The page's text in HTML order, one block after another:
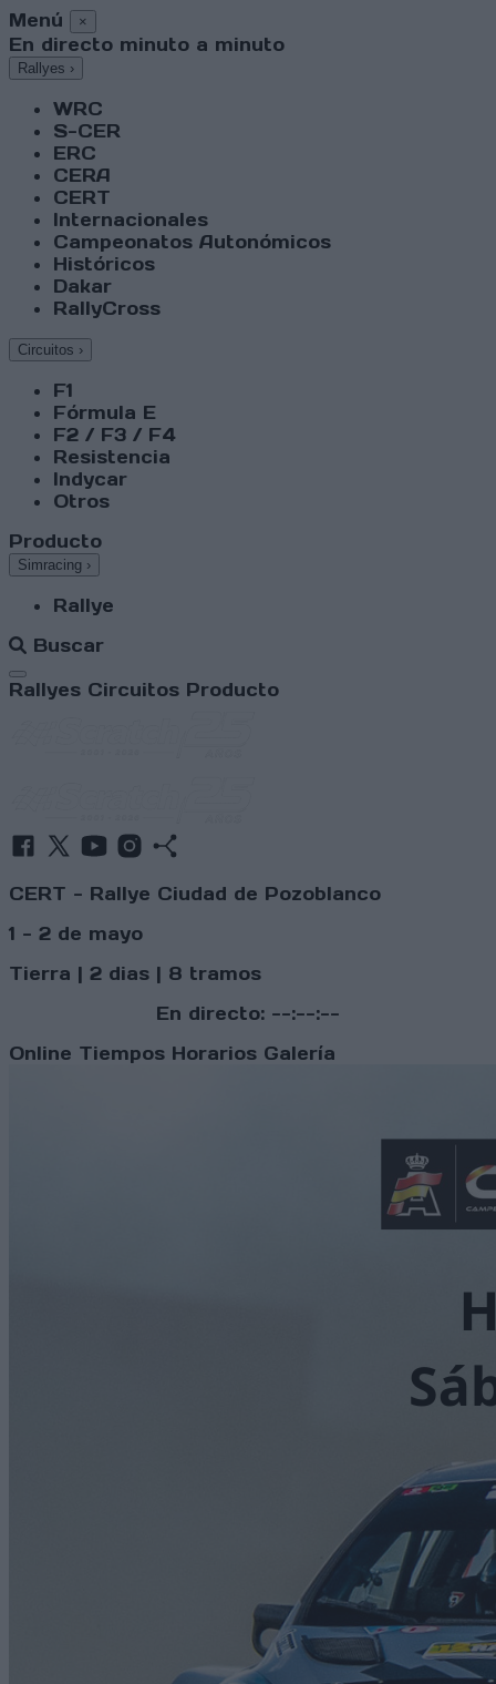
Menú ×
En directo minuto a minuto
Rallyes ›
WRC
S-CER
ERC
CERA
CERT
Internacionales
Campeonatos Autonómicos
Históricos
Dakar
RallyCross
Circuitos ›
F1
Fórmula E
F2 / F3 / F4
Resistencia
Indycar
Otros
Producto
Simracing ›
Rallye
Buscar
Abrir menú
Rallyes Circuitos Producto
CERT - Rallye Ciudad de Pozoblanco
1 - 2 de mayo
Tierra | 2 dias | 8 tramos
En directo: --:--:--
Online Tiempos Horarios Galería